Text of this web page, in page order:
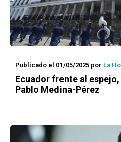
Publicado el 01/05/2025 por La
Ecuador frente al
Pablo Medina-Pérez